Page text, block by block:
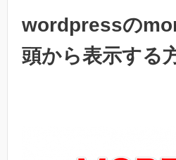
wordpressの
頭から表示する